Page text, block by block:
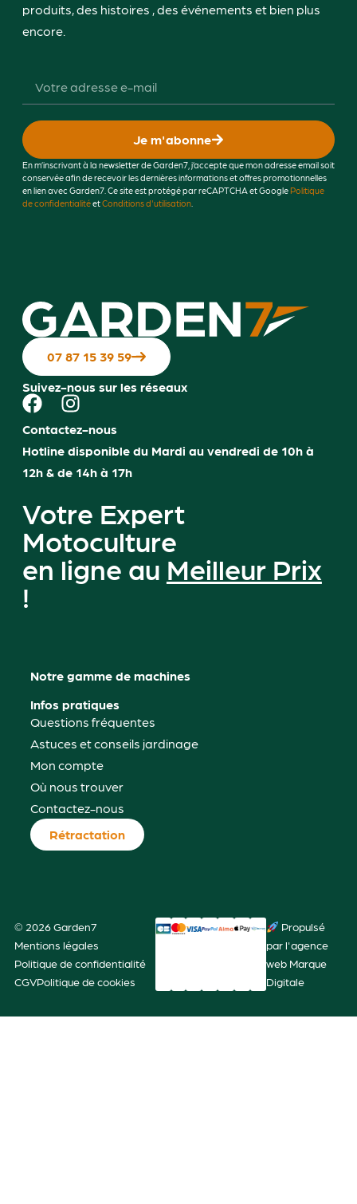
produits, des histoires , des événements et bien plus
encore.
Je m'abonne
En m’inscrivant à la newsletter de Garden7, j’accepte que mon adresse email soit
conservée afin de recevoir les dernières informations et offres promotionnelles
en lien avec Garden7. Ce site est protégé par reCAPTCHA et GooglePolitique
de confidentialitéetConditions d'utilisation.
07 87 15 39 59
Suivez-nous sur les réseaux
Contactez-nous
Hotline disponible du Mardi au vendredi de 10h à
12h & de 14h à 17h
Votre Expert
Motoculture
en ligne au Meilleur Prix
!
Notre gamme de machines
Infos pratiques
Questions fréquentes
Astuces et conseils jardinage
Mon compte
Où nous trouver
Contactez-nous
Rétractation
© 2026 Garden7
Mentions légales
Politique de confidentialité
CGVPolitique de cookies
Propulsé
par l'agence
web Marque
Digitale